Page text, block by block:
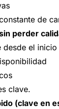
de
perder
desde el inicio
clave.
(clave en